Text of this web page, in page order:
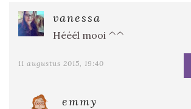
vanessa
Hééél mooi ^^
11 augustus 2015, 19:40
emmy